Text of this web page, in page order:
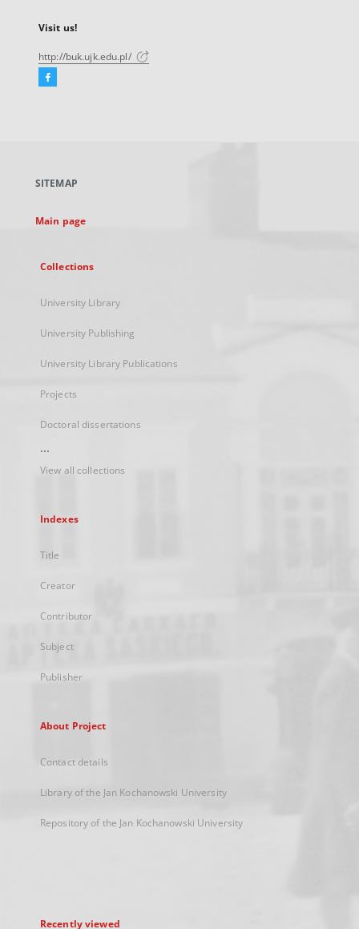
Visit us!
http://buk.ujk.edu.pl/
Facebook
new
SITEMAP
Main page
Collections
University Library
University Publishing
University Library Publications
Projects
Doctoral dissertations
...
View all collections
Indexes
Title
Creator
Contributor
Subject
Publisher
About Project
Contact details
Library of the Jan Kochanowski University
Repository of the Jan Kochanowski University
Recently viewed